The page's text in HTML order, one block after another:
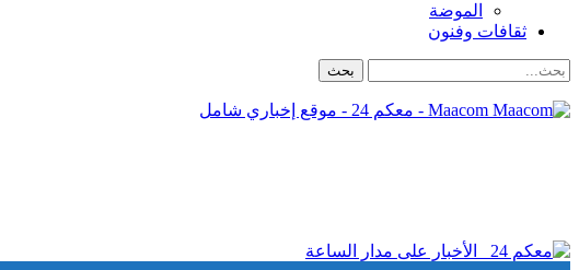
الموضة
ثقافات وفنون
Maacom - معكم 24 - موقع إخباري شامل